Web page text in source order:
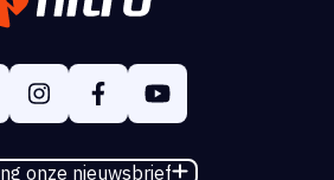
onze nieuwsbrief